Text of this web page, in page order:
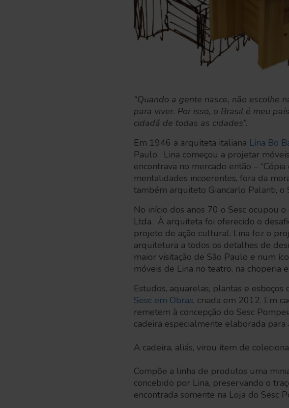
“Quando a gente nasce, não escolhe
para viver. Por isso, o Brasil é meu
cidadã de todas as cidades”.
Em 1946 a arquiteta italiana Lina Bo
Paulo. Lina começou a projetar
encontrava no mercado então –
mentalidades incoerentes, fora da
também arquiteto Giancarlo Palanti,
No início dos anos 70 o Sesc ocupou
Ltda. À arquiteta foi oferecido o
projeto de ação cultural. Lina fez o
arquitetura a todos os detalhes de
maior visitação de São Paulo e num
móveis de Lina no teatro, na choperia
Estudos, aquarelas, plantas e esboços
Sesc em Obras, criada em 2012. Em
remetem à concepção do Sesc
cadeira especialmente elaborada para
A cadeira, aliás, virou item de
Compõe a linha de produtos uma
concebido por Lina, preservando o
encontrada somente na Loja do Sesc